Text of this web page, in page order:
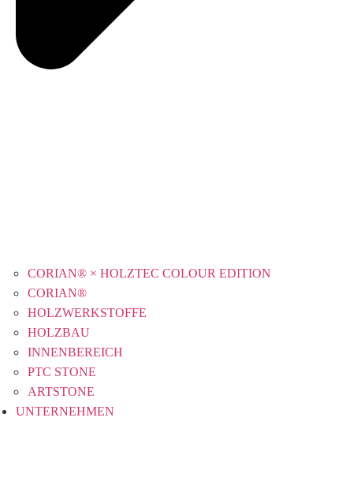
CORIAN® × HOLZTEC COLOUR EDITION
CORIAN®
HOLZWERKSTOFFE
HOLZBAU
INNENBEREICH
PTC STONE
ARTSTONE
UNTERNEHMEN